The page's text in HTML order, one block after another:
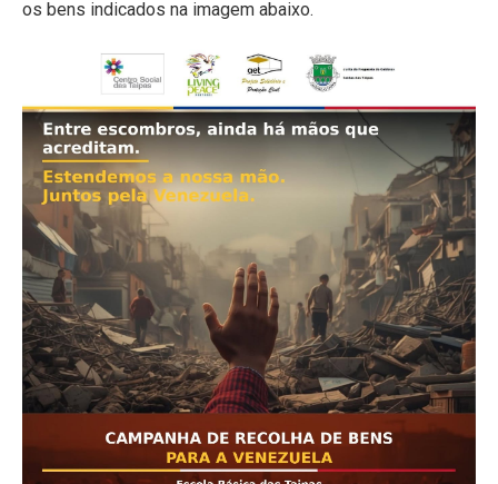
os bens indicados na imagem abaixo.